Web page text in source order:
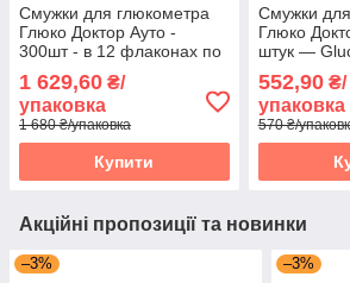
Смужки для глюкометра
Глюко Доктор Ауто -
300шт - в 12 флаконах по
25 шт в упаковці
1 629,60 ₴/
упаковка
1 680 ₴/упаковка
Купити
Смужки
Глюко
штук —
552,90₴/
упаковка
570 ₴/
Акційні пропозиції та новинки
–3% –3%